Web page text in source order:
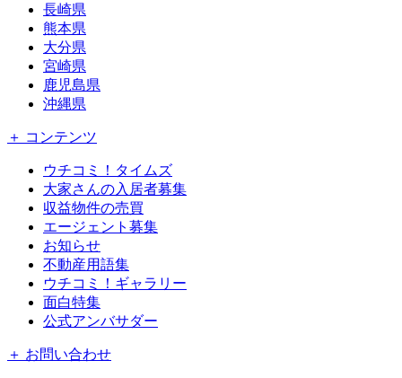
長崎県
熊本県
大分県
宮崎県
鹿児島県
沖縄県
＋ コンテンツ
ウチコミ！タイムズ
大家さんの入居者募集
収益物件の売買
エージェント募集
お知らせ
不動産用語集
ウチコミ！ギャラリー
面白特集
公式アンバサダー
＋ お問い合わせ